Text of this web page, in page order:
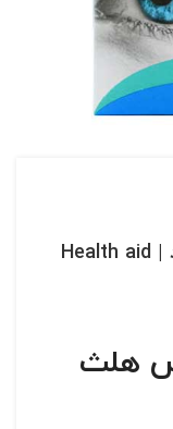
کپسول ای ویت پلاس هلث اید | Health aid
هلث